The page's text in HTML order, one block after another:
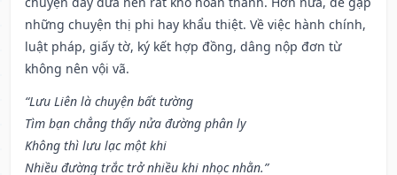
những chuyện thị phi hay khẩu thiệt. Về việc hành chính,
luật pháp, giấy tờ, ký kết hợp đồng, dâng nộp đơn từ
không nên vội vã.
“Lưu Liên là chuyện bất tường
Tìm bạn chẳng thấy nửa đường phân ly
Không thì lưu lạc một khi
Nhiều đường trắc trở nhiều khi nhọc nhằn.”